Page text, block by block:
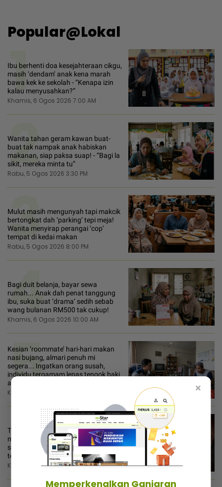
Popular@Lokal
1
Ibu berhenti doa kesejahteraan cikgu,
masih ‘dendam’ anak kena marah
bawa kek ke sekolah - “Kenapa izin
kalau menyusahkan?”
Khamis, 6 Ogos 2026 7:00 AM
2
Wanita tahan geram kawan buat-
buat tak nampak anak habiskan
makanan, siap paksa suap! - “Bagi la
sikit, mereka minta tu”
Rabu, 5 Ogos 2026 3:30 PM
3
Mulut masih mengunyah tapi makcik
bertongkat dah ‘parking’ tepi meja!
Wanita menyirap perangai ‘cop’
tempat di kedai makan
Rabu, 5 Ogos 2026 8:00 PM
4
Bagi duit belanja, bayar sewa
rumah... Anak dah penat tanggung
ibu, suka buat ‘drama‘ sedih sebab
wang bulanan RM500 tak cukup!
Khamis, 6 Ogos 2026 10:00 AM
5
Kesian ‘roommate’ hari-hari makan
nasi bujang, almari penuh mi
segera... Ingatkan orang susah,
individu tergamam lepas tengok baki
akaun rakan
Khamis, 6 Ogos 2026 12:00 PM
6
Tiga beranak ‘ghaib‘ akhirnya
muncul... Pasangan suami isteri
serah diri, direman empat hari disyaki
terlibat hutang kutu RM25,000
Khamis, 6 Ogos 2026 10:30 AM
×
Memperkenalkan Ganjaran